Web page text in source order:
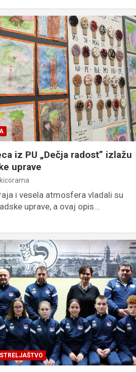
iz PU „Dečja radost” izlažu
uprave
i vesela atmosfera vladali su
uprave, a ovaj opis…
STRELJAŠTVO